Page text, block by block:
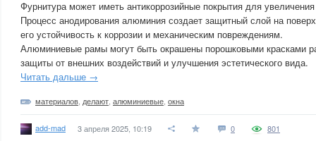
Фурнитура может иметь антикоррозийные покрытия для
Процесс анодирования алюминия создает защитный слой на
его устойчивость к коррозии и механическим повреждениям.
Алюминиевые рамы могут быть окрашены порошковыми красками
защиты от внешних воздействий и улучшения эстетического вида.
Читать дальше →
материалов делают алюминиевые окна
add-mad 3 апреля 2025, 10:19 0 801